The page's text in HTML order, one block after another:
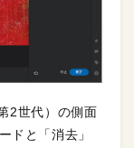
2世代）の側面
ドと「消去」